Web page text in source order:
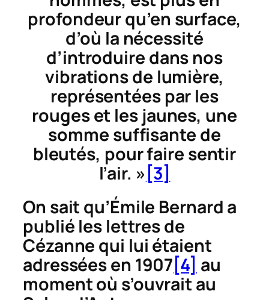
profondeur qu’en surface,
d’où la nécessité
d’introduire dans nos
vibrations de lumière,
représentées par les
rouges et les jaunes, une
somme suffisante de
bleutés, pour faire sentir
l’air. » [3]
On sait qu’Émile Bernard a
publié les lettres de
Cézanne qui lui étaient
adressées en 1907 [4] au
moment où s’ouvrait au